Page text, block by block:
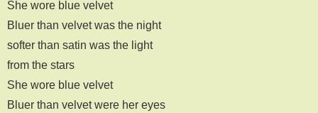
She wore blue velvet
Bluer than velvet was the night
softer than satin was the light
from the stars
She wore blue velvet
Bluer than velvet were her eyes